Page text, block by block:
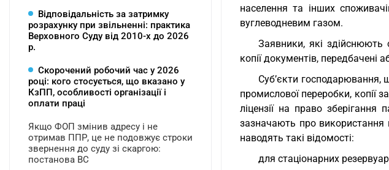
населення та інших
вуглеводневим газом.
Заявники, які здійснюють
копії документів,
Суб’єкти
промислової переробки, копії
ліцензії на право
зазначають про
наводять такі відомості:
для стаціонарних
Відповідальність за затримку
розрахунку при звільненні: практика
Верховного Суду від 2010-х до 2026
р.
Скорочений робочий час у 2026
році: кого стосується, що вказано у
КзПП, особливості організації і
оплати праці
Якщо ФОП змінив адресу і не
отримав ППР, це не подовжує строки
звернення до суду зі скаргою:
постанова ВС